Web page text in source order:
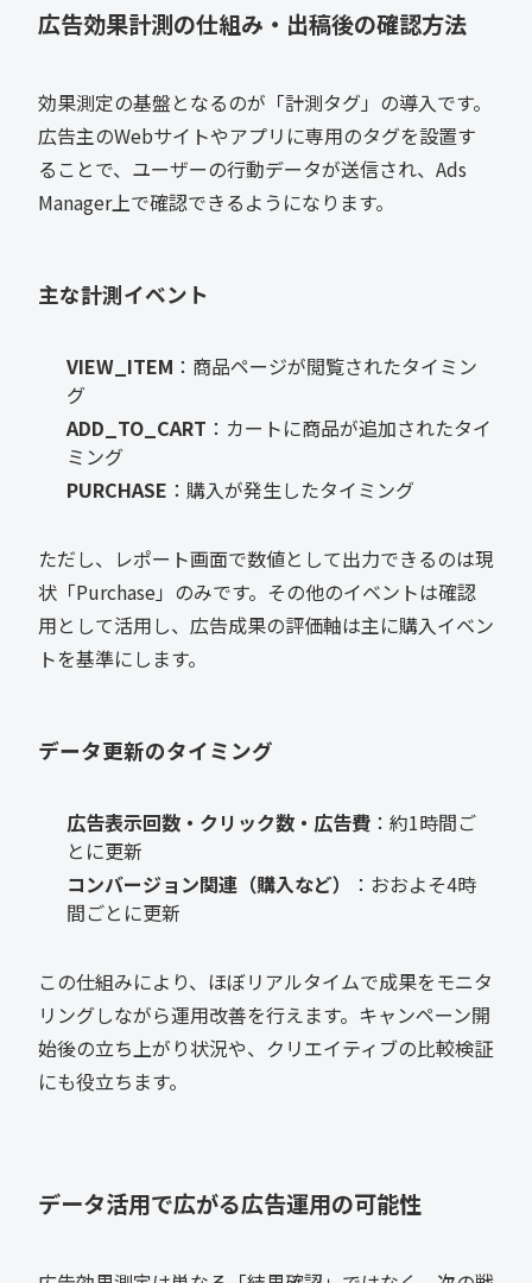
広告効果計測の仕組み・出稿後の確認方法
効果測定の基盤となるのが「計測タグ」の導入です。
広告主のWebサイトやアプリに専用のタグを設置す
ることで、ユーザーの行動データが送信され、Ads
Manager上で確認できるようになります。
主な計測イベント
VIEW_ITEM ：商品ページが閲覧されたタイミン
グ
ADD_TO_CART ：カートに商品が追加されたタイ
ミング
PURCHASE ：購入が発生したタイミング
ただし、レポート画面で数値として出力できるのは現
状「Purchase」のみです。その他のイベントは確認
用として活用し、広告成果の評価軸は主に購入イベン
トを基準にします。
データ更新のタイミング
広告表示回数・クリック数・広告費 ：約1時間ご
とに更新
コンバージョン関連（購入など）
：おおよそ4時
間ごとに更新
この仕組みにより、ほぼリアルタイムで成果をモニタ
リングしながら運用改善を行えます。キャンペーン開
始後の立ち上がり状況や、クリエイティブの比較検証
にも役立ちます。
データ活用で広がる広告運用の可能性